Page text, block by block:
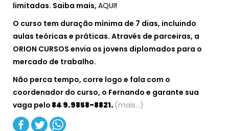
limitadas. Saiba mais, AQUI!
O curso tem duração mínima de 7 dias, incluindo
aulas teóricas e práticas. Através de parceiras, a
ORION CURSOS envia os jovens diplomados para o
mercado de trabalho.
Não perca tempo, corre logo e fala com o
coordenador do curso, o Fernando e garante sua
vaga pelo 84 9.9858-8821. (mais…)